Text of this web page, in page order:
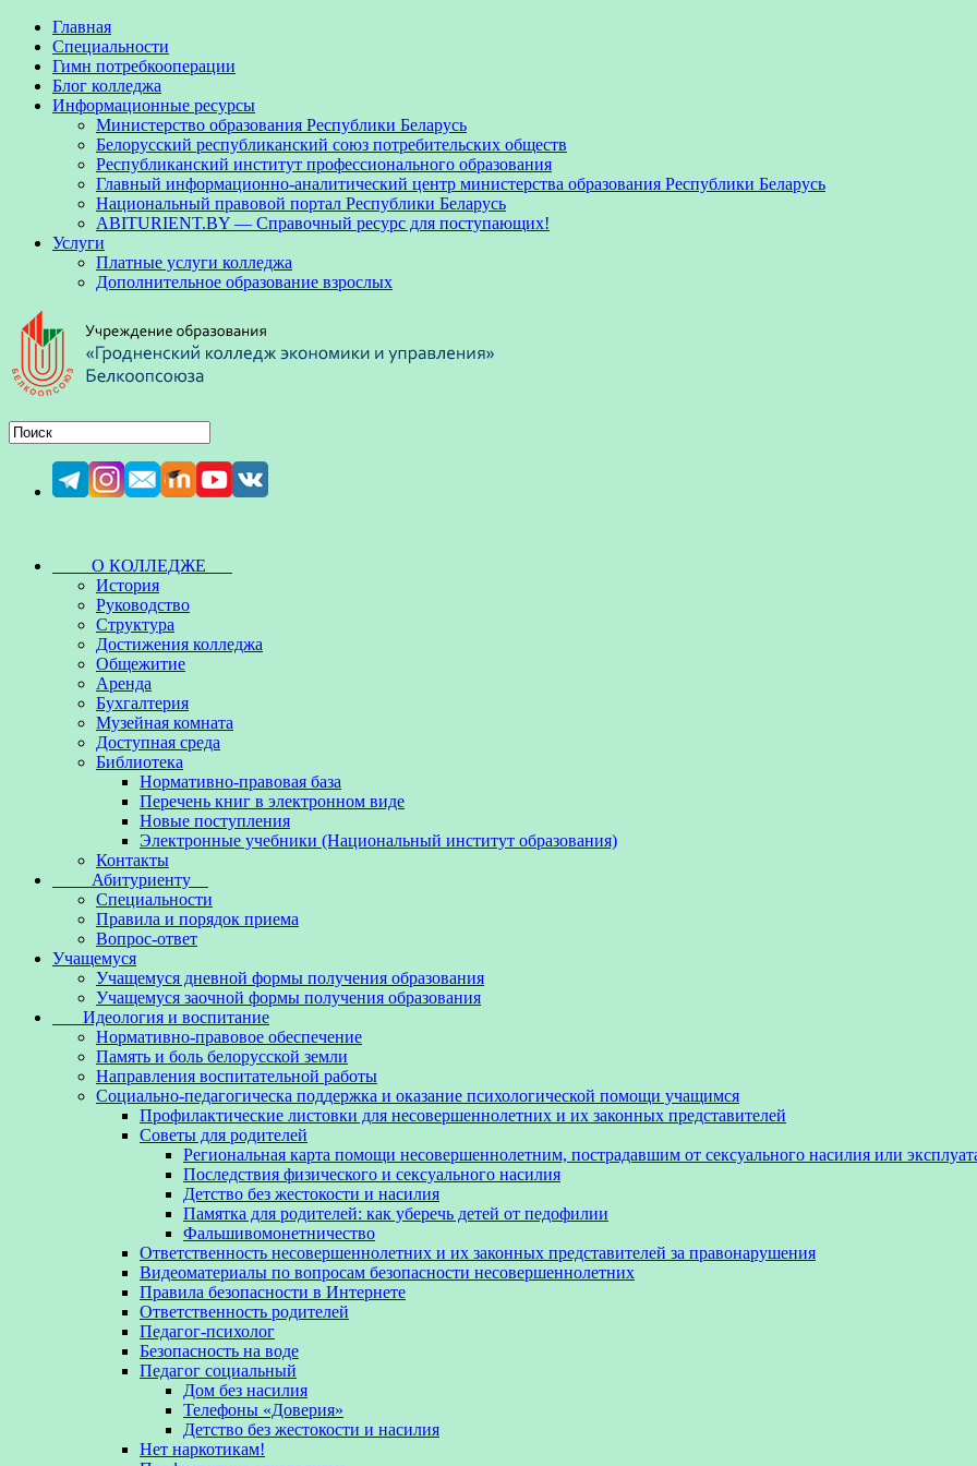
Главная
Специальности
Гимн потребкооперации
Блог колледжа
Информационные ресурсы
Министерство образования Республики Беларусь
Белорусский республиканский союз потребительских обществ
Республиканский институт профессионального образования
Главный информационно-аналитический центр министерства образования Республики Беларусь
Национальный правовой портал Республики Беларусь
ABITURIENT.BY — Справочный ресурс для поступающих!
Услуги
Платные услуги колледжа
Дополнительное образование взрослых
О КОЛЛЕДЖЕ
История
Руководство
Структура
Достижения колледжа
Общежитие
Аренда
Бухгалтерия
Музейная комната
Доступная среда
Библиотека
Нормативно-правовая база
Перечень книг в электронном виде
Новые поступления
Электронные учебники (Национальный институт образования)
Контакты
Абитуриенту
Специальности
Правила и порядок приема
Вопрос-ответ
Учащемуся
Учащемуся дневной формы получения образования
Учащемуся заочной формы получения образования
Идеология и воспитание
Нормативно-правовое обеспечение
Память и боль белорусской земли
Направления воспитательной работы
Социально-педагогическа поддержка и оказание психологической помощи учащимся
Профилактические листовки для несовершеннолетних и их законных представителей
Советы для родителей
Региональная карта помощи несовершеннолетним, пострадавшим от сексуального насилия или
Последствия физического и сексуального насилия
Детство без жестокости и насилия
Памятка для родителей: как уберечь детей от педофилии
Фальшивомонетничество
Ответственность несовершеннолетних и их законных представителей за правонарушения
Видеоматериалы по вопросам безопасности несовершеннолетних
Правила безопасности в Интернете
Ответственность родителей
Педагог-психолог
Безопасность на воде
Педагог социальный
Дом без насилия
Телефоны «Доверия»
Детство без жестокости и насилия
Нет наркотикам!